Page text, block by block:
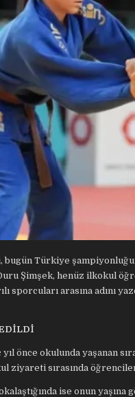
Türkiye
Şimşek, henüz ilkokul
arasına adını
önce okulunda yaşanan
sırasında
ise onun